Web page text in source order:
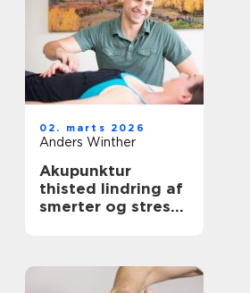
02. marts 2026
Anders Winther
Akupunktur
thisted lindring af
smerter og stress